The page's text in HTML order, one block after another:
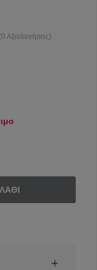
(0 Αξιολογήσεις)